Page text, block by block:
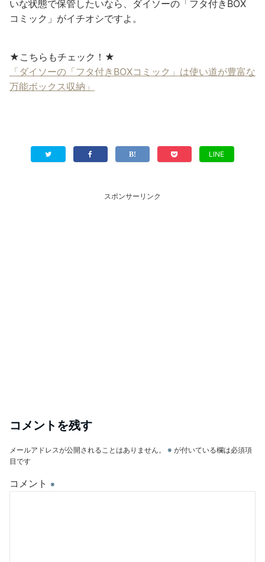
いな状態で保管したいなら、ダイソーの「フタ付きBOX
コミック」がイチオシですよ。
★こちらもチェック！★
「ダイソーの「フタ付きBOXコミック」は使い道が豊富な
万能ボックス収納」
LINE
スポンサーリンク
コメントを残す
メールアドレスが公開されることはありません。 ※ が付いている欄は必須項
目です
コメント ※